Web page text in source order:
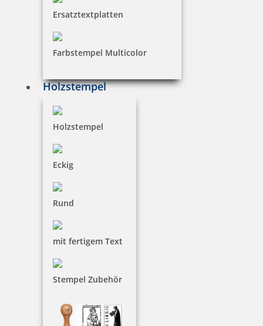
Ersatztextplatten
Farbstempel Multicolor
Holzstempel
Holzstempel
Eckig
Rund
mit fertigem Text
Stempel Zubehör